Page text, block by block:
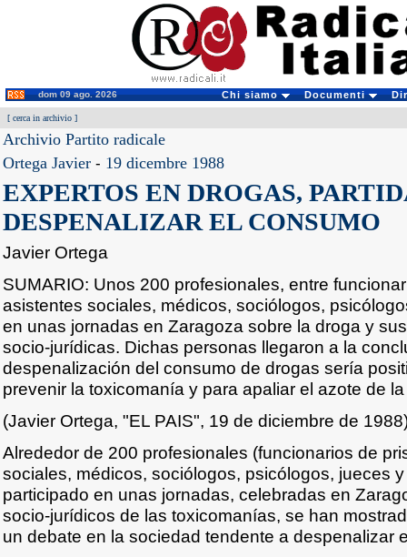
dom 09 ago. 2026 Chi siamo Documenti
[ cerca in archivio ]
Archivio Partito radicale
Ortega Javier - 19 dicembre 1988
EXPERTOS EN DROGAS,
DESPENALIZAR EL CONSUMO
Javier Ortega
SUMARIO: Unos 200 profesionales, entre
asistentes sociales, médicos, sociólogos,
en unas jornadas en Zaragoza sobre la droga y
socio-jurídicas. Dichas personas llegaron a la
despenalización del consumo de drogas sería
prevenir la toxicomanía y para apaliar el azote de
(Javier Ortega, "EL PAIS", 19 de diciembre de
Alrededor de 200 profesionales (funcionarios de
sociales, médicos, sociólogos, psicólogos, jueces
participado en unas jornadas, celebradas en
socio-jurídicos de las toxicomanías, se han
un debate en la sociedad tendente a despenalizar